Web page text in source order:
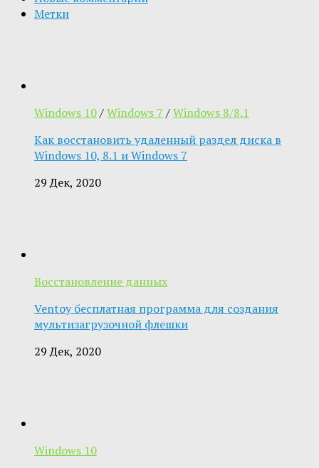
Метки
Windows 10/Windows 7 /Windows 8/8.1
Как восстановить удаленный раздел диска в
Windows 10, 8.1 и Windows 7
29 Дек, 2020
Восстановление данных
Ventoy бесплатная программа для создания
мультизагрузочной флешки
29 Дек, 2020
Windows 10